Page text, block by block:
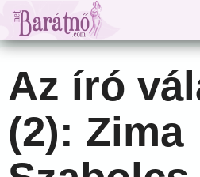
Az író
(2): Zima